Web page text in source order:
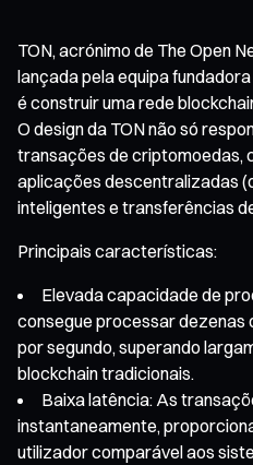
TON, acrónimo de The Open
lançada pela equipa
é construir uma rede
O design da TON não só
transações de criptomoedas,
aplicações descentralizadas
inteligentes e transferências
Principais características:
Elevada capacidade de
consegue processar dezenas
por segundo, superando
blockchain tradicionais.
Baixa latência: As
instantaneamente,
utilizador comparável aos